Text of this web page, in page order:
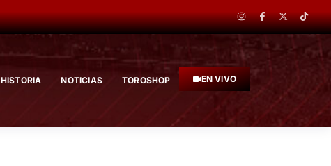
HISTORIA NOTICIAS TOROSHOP EN VIVO